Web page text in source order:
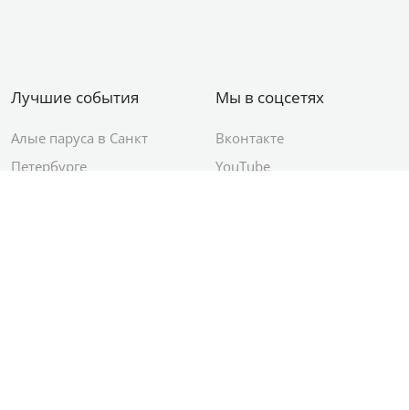
Лучшие события
Алые паруса в Санкт
Петербурге
Мы в соцсетях
Вконтакте
YouTube